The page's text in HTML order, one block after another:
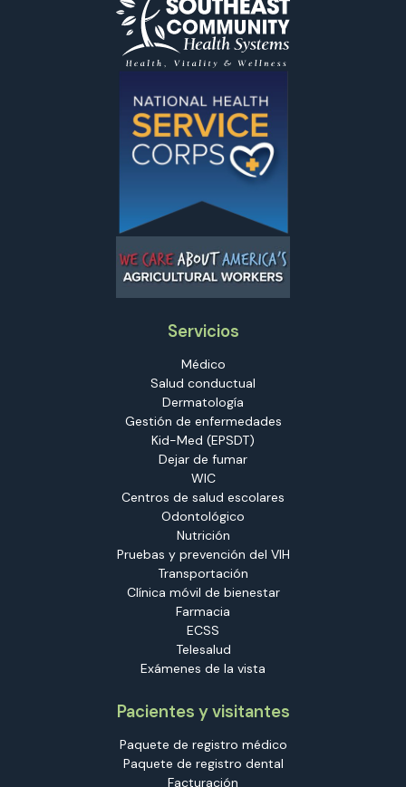
Servicios
Médico
Salud conductual
Dermatología
Gestión de enfermedades
Kid-Med (EPSDT)
Dejar de fumar
WIC
Centros de salud escolares
Odontológico
Nutrición
Pruebas y prevención del VIH
Transportación
Clínica móvil de bienestar
Farmacia
ECSS
Telesalud
Exámenes de la vista
Pacientes y visitantes
Paquete de registro médico
Paquete de registro dental
Facturación